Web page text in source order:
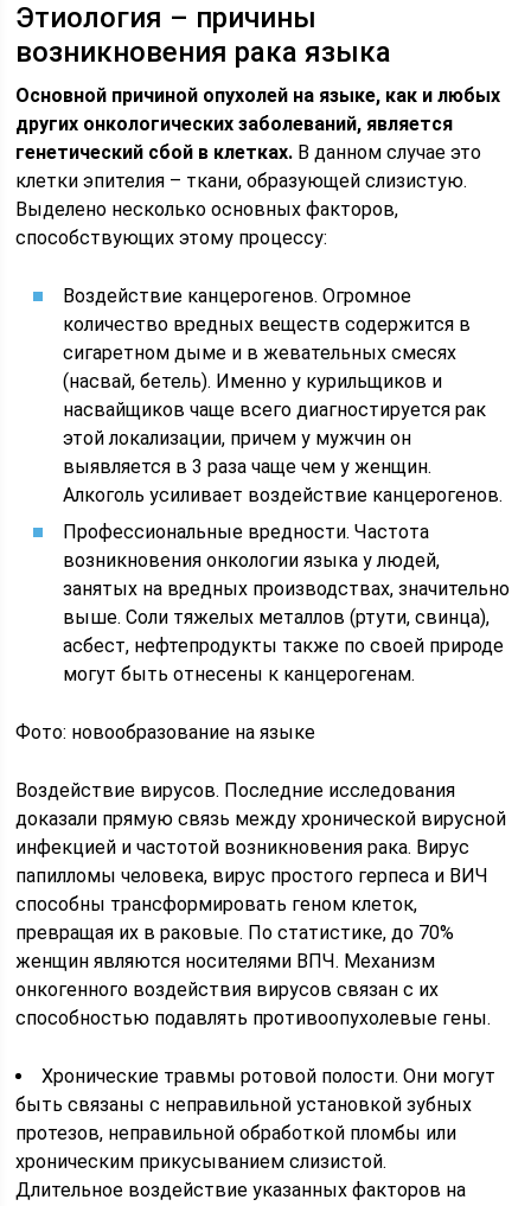
Этиология – причины
возникновения рака языка
Основной причиной опухолей на языке, как и любых
других онкологических заболеваний, является
генетический сбой в клетках. В данном случае это
клетки эпителия – ткани, образующей слизистую.
Выделено несколько основных факторов,
способствующих этому процессу:
Воздействие канцерогенов. Огромное
количество вредных веществ содержится в
сигаретном дыме и в жевательных смесях
(насвай, бетель). Именно у курильщиков и
насвайщиков чаще всего диагностируется рак
этой локализации, причем у мужчин он
выявляется в 3 раза чаще чем у женщин.
Алкоголь усиливает воздействие канцерогенов.
Профессиональные вредности. Частота
возникновения онкологии языка у людей,
занятых на вредных производствах, значительно
выше. Соли тяжелых металлов (ртути, свинца),
асбест, нефтепродукты также по своей природе
могут быть отнесены к канцерогенам.
Фото: новообразование на языке
Воздействие вирусов. Последние исследования
доказали прямую связь между хронической вирусной
инфекцией и частотой возникновения рака. Вирус
папилломы человека, вирус простого герпеса и ВИЧ
способны трансформировать геном клеток,
превращая их в раковые. По статистике, до 70%
женщин являются носителями ВПЧ. Механизм
онкогенного воздействия вирусов связан с их
способностью подавлять противоопухолевые гены.
Хронические травмы ротовой полости. Они могут
быть связаны с неправильной установкой зубных
протезов, неправильной обработкой пломбы или
хроническим прикусыванием слизистой.
Длительное воздействие указанных факторов на